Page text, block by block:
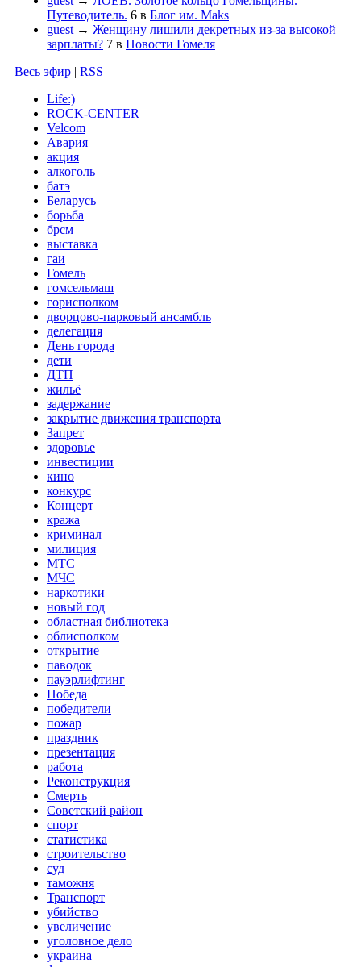
Путеводитель. 6 в Блог им. Maks
guest → Женщину лишили декретных из-за высокой
зарплаты? 7 в Новости Гомеля
Весь эфир | RSS
Life:)
ROCK-CENTER
Velcom
Авария
акция
алкоголь
батэ
Беларусь
борьба
брсм
выставка
гаи
Гомель
гомсельмаш
горисполком
дворцово-парковый ансамбль
делегация
День города
дети
ДТП
жильё
задержание
закрытие движения транспорта
Запрет
здоровье
инвестиции
кино
конкурс
Концерт
кража
криминал
милиция
МТС
МЧС
наркотики
новый год
областная библиотека
облисполком
открытие
паводок
пауэрлифтинг
Победа
победители
пожар
праздник
презентация
работа
Реконструкция
Смерть
Советский район
спорт
статистика
строительство
суд
таможня
Транспорт
убийство
увеличение
уголовное дело
украина